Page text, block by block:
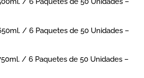
/ 6 Paquetes de 50 Unidades –
/ 6 Paquetes de 50 Unidades –